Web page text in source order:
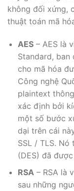
không đối xứng,
thuật toán mã
AES– AES là
Standard, ban
cho mã hóa
Công nghệ
plaintext
xác định bởi
một số bước
dại trên cái
SSL / TLS.
(DES) đã
RSA– RSA là
sau những